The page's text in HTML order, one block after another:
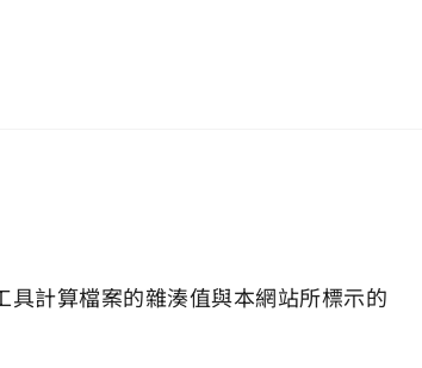
計算檔案的雜湊值與本網站所標示的